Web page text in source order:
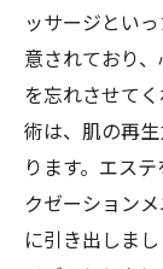
ッサージとい
意されており
を忘れさせて
術は、肌の再
ります。エス
クゼーション
に引き出しま